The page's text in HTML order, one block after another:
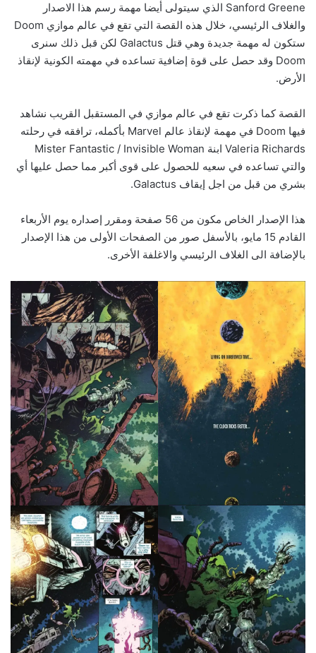
Sanford Greene الذي سيتولى أيضا مهمة رسم هذا الاصدار
والغلاف الرئيسي، خلال هذه القصة التي تقع في عالم موازي Doom
ستكون له مهمة جديدة وهي قتل Galactus لكن قبل ذلك سنرى
Doom وقد حصل على قوة إضافية تساعده في مهمته الكونية لإنقاذ
الأرض.
القصة كما ذكرت تقع في عالم موازي في المستقبل القريب نشاهد
فيها Doom في مهمة لإنقاذ عالم Marvel بأكمله، ترافقه في رحلته
Valeria Richards ابنة Mister Fantastic / Invisible Woman
والتي تساعده في سعيه للحصول على قوى أكبر مما حصل عليها أي
بشري من قبل من اجل إيقاف Galactus.
هذا الإصدار الخاص مكون من 56 صفحة ومقرر إصداره يوم الأربعاء
القادم 15 مايو، بالأسفل صور من الصفحات الأولى من هذا الإصدار
بالإضافة الى الغلاف الرئيسي والاغلفة الأخرى.